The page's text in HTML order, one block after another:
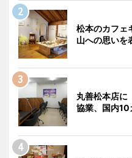
松本のカフェ
山への思い
丸善松本店
協業、国内10